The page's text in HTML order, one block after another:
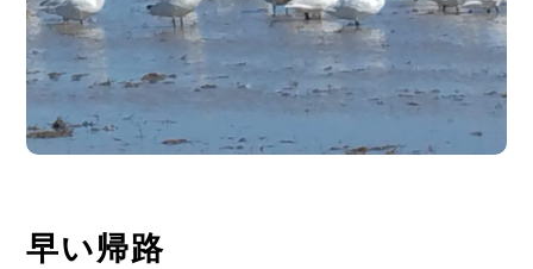
早い帰路